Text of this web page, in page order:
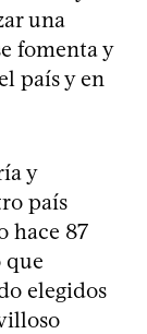
una
fomenta y
país y en
y
país
hace 87
que
elegidos